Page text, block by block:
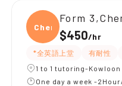
Chemi
Form
$450/hr
*全英語上堂 有耐性
1 to 1 tutoring-Kowloon
One day a week -